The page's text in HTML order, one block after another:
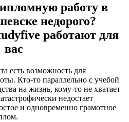
работу в
недорого?
работают для
вас
есть возможность для
Кто-то параллельно с учебой
на жизнь, кому-то не хватает
недостает
и одновременно грамотное